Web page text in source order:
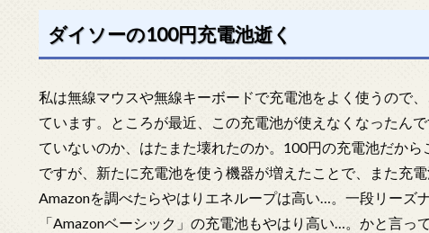
ダイソーの100円充電池逝く
私は無線マウスや無線キーボードで充電池をよく使うので
ています。ところが最近、この充電池が使えなくなったん
ていないのか、はたまた壊れたのか。100円の充電池だか
ですが、新たに充電池を使う機器が増えたことで、また充
Amazonを調べたらやはりエネループは高い…。一段リーズ
「Amazonベーシック」の充電池もやはり高い…。かと言っ